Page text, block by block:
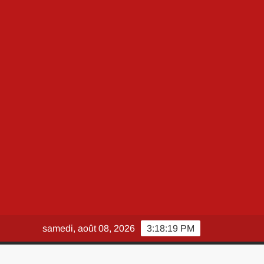
3:18:20 PM
samedi, août 08, 2026